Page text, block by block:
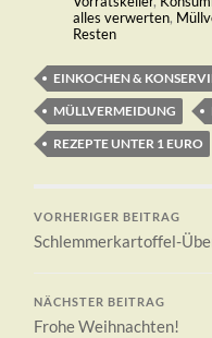
alles verwerten,
Resten
EINKOCHEN &
MÜLLVERMEIDUNG
REZEPTE UNTER 1 EURO
VORHERIGER BEITRAG
Schlemmerkartoffel-
NÄCHSTER BEITRAG
Frohe Weihnachten!